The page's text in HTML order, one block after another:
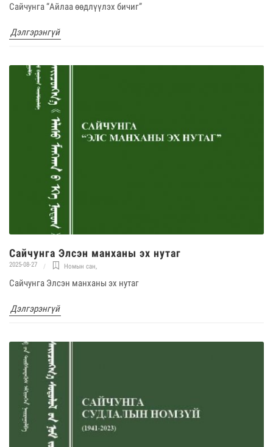
Сайчунга “Айлаа өөдлүүлэх бичиг”
Дэлгэрэнгүй
Сайчунга Элсэн манханы эх нутаг
2025-08-27 Номын сан,
Сайчунга Элсэн манханы эх нутаг
Дэлгэрэнгүй